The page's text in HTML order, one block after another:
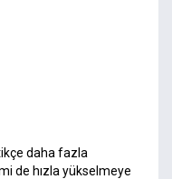
daha fazla
de hızla yükselmeye